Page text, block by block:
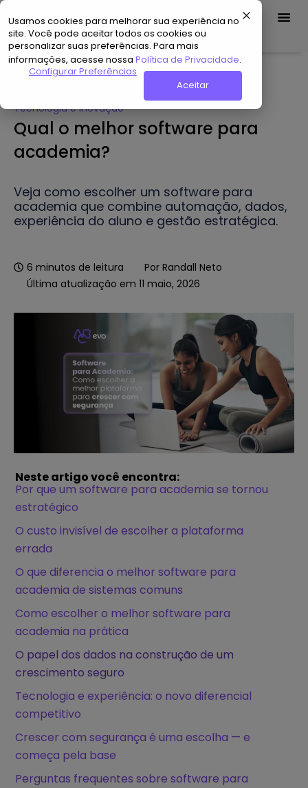
Usamos cookies para melhorar sua experiência no
site. Você pode aceitar todos os cookies ou
personalizar suas preferências. Para mais
informações, acesse nossa Política de Privacidade.
Configurar Preferências
Aceitar
Demo Grátis
Home»Hub de Conteúdo»Qual o melhor software para
Tecnologia e Inovação
Qual o melhor software para
academia?
Veja como escolher um software para
academia que combine automação, dados,
experiência do aluno e gestão estratégica.
6 minutos de leitura Por Randall Neto
Última atualização em 11 maio, 2026
Neste artigo você encontra:
Por que um software para academia se tornou
estratégico
O custo invisível de escolher a plataforma
errada
O que diferencia o melhor software para
academia de sistemas comuns
Como escolher o melhor software para
academia na prática
O papel dos dados na construção de um
crescimento seguro
Tecnologia e experiência: o novo diferencial
competitivo
Crescer com segurança é uma escolha — e
começa pela base
Perguntas frequentes sobre software para